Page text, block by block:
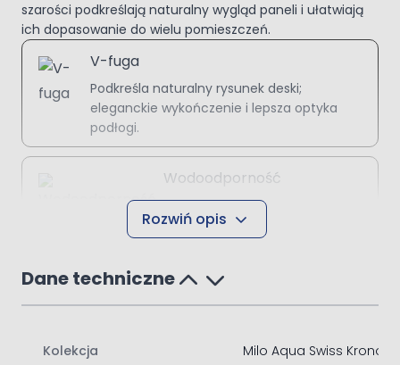
szarości podkreślają naturalny wygląd paneli i ułatwiają
ich dopasowanie do wielu pomieszczeń.
V-fuga
Podkreśla naturalny rysunek deski;
eleganckie wykończenie i lepsza optyka
podłogi.
Wodoodporność
Chroni przed zalaniami i
plamami; idealna do kuchni,
kleju, samodzielnie i czysto.
Rozwiń opis
Dane techniczne
Kolekcja Milo Aqua Swiss Krono